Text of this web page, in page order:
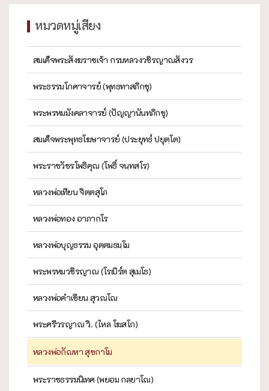
หมวดหมู่เสียง
สมเด็จพระสังฆราชเจ้า กรมหลวงวชิรญาณสังวร
พระธรรมโกศาจารย์ (พุทธทาสภิกขุ)
พระพรหมมังคลาจารย์ (ปัญญานันทภิกขุ)
สมเด็จพระพุทธโฆษาจารย์ (ประยุทธ์ ปยุตฺโต)
พระราชวัชรโพธิคุณ (โพธิ์ จนฺทสโร)
หลวงพ่อเทียน จิตฺตสุโภ
หลวงพ่อทอง อาภากโร
หลวงพ่อบุญธรรม อุตฺตมธมฺโม
พระพรหมวชิรญาณ (โรเบิร์ต สุเมโธ)
หลวงพ่อคำเขียน สุวณฺโณ
พระศรีวรญาณ วิ. (ไหล โฆสโก)
หลวงพ่อกัณหา สุขกาโม
พระราชธรรมนิเทศ (พยอม กลฺยาโณ)